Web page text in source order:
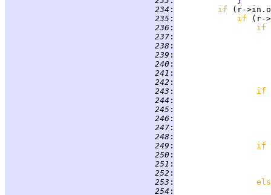
234 :
if
235 : if
(r-
236 :
if
237 :
238 :
239 :
240 :
241 :
242 :
243 :
if
244 :
245 :
246 :
247 :
248 :
249 :
if
250 :
251 :
252 :
253 :
254 :